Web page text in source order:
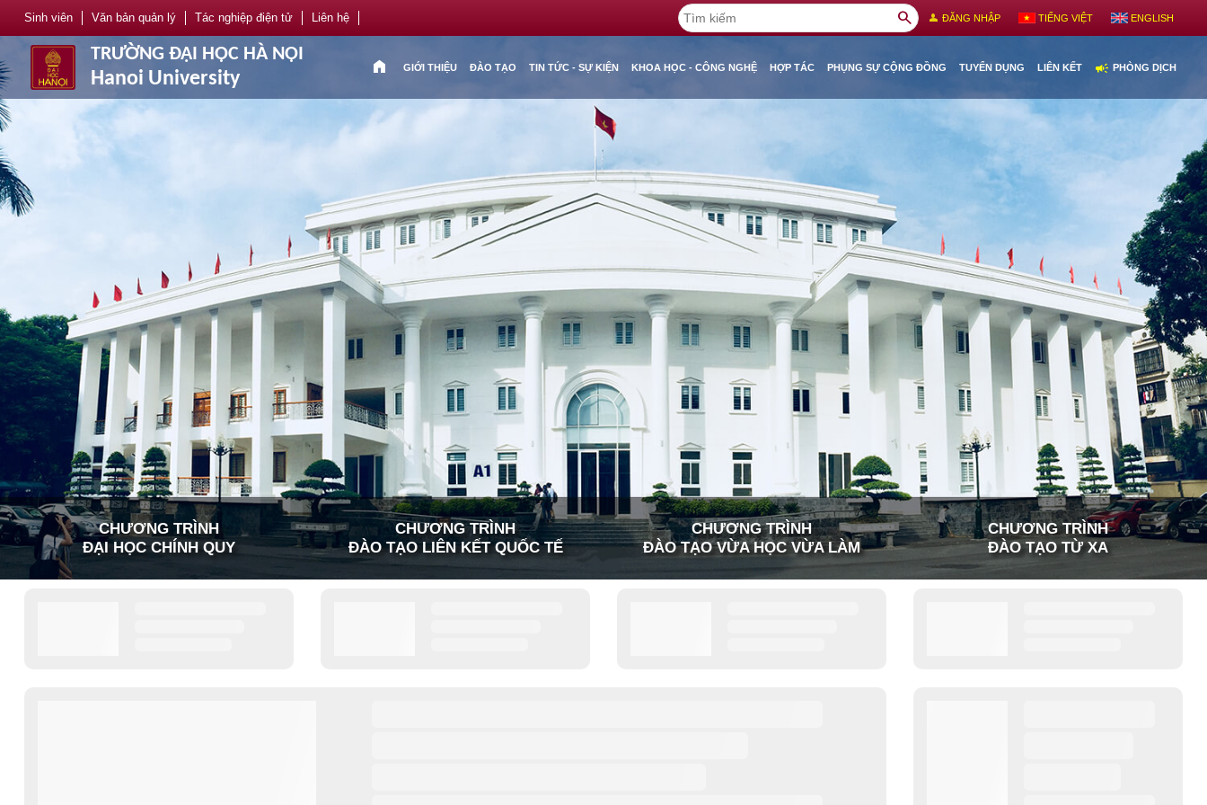
Sinh viên Văn bản quản lý Tác nghiệp điện tử Liên hệ search person ĐĂNG NHẬP TIẾNG VIỆT ENGLISH
TRƯỜNG ĐẠI HỌC HÀ NỘI
Hanoi University
home GIỚI THIỆU ĐÀO TẠO TIN TỨC - SỰ KIỆN KHOA HỌC - CÔNG NGHỆ HỢP TÁC PHỤNG SỰ CỘNG ĐỒNG TUYỂN DỤNG LIÊN KẾT campaign PHÒNG DỊCH
CHƯƠNG TRÌNH
ĐẠI HỌC CHÍNH QUY
CHƯƠNG TRÌNH
ĐÀO TẠO LIÊN KẾT QUỐC TẾ
CHƯƠNG TRÌNH
ĐÀO TẠO VỪA HỌC VỪA LÀM
CHƯƠNG TRÌNH
ĐÀO TẠO TỪ XA